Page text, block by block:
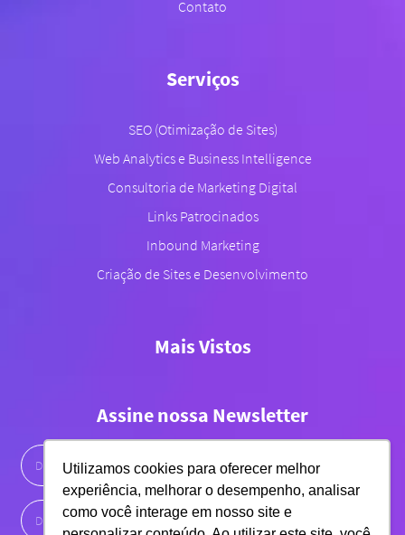
Utilizamos cookies para oferecer melhor
experiência, melhorar o desempenho, analisar
como você interage em nosso site e
Contato
Serviços
SEO (Otimização de Sites)
Web Analytics e Business Intelligence
Consultoria de Marketing Digital
Links Patrocinados
Inbound Marketing
Criação de Sites e Desenvolvimento
Mais Vistos
Assine nossa Newsletter